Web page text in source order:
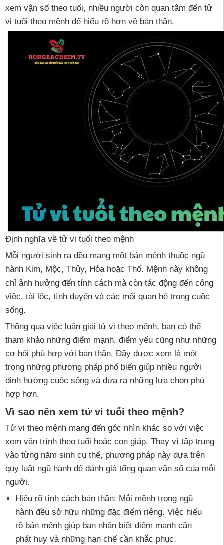
xem vận số theo tuổi, nhiều người còn quan tâm đến tử
vi tuổi theo mệnh để hiểu rõ hơn về bản thân.
Định nghĩa về tử vi tuổi theo mệnh
Mỗi người sinh ra đều mang một bản mệnh thuộc ngũ
hành Kim, Mộc, Thủy, Hỏa hoặc Thổ. Mệnh này không
chỉ ảnh hưởng đến tính cách mà còn tác động đến công
việc, tài lộc, tình duyên và các mối quan hệ trong cuộc
sống.
Thông qua việc luận giải tử vi theo mệnh, bạn có thể
tham khảo những điểm mạnh, điểm yếu cũng như những
cơ hội phù hợp với bản thân. Đây được xem là một
trong những phương pháp phổ biến giúp nhiều người
định hướng cuộc sống và đưa ra những lựa chọn phù
hợp hơn.
Vì sao nên xem tử vi tuổi theo mệnh?
Tử vi theo mệnh mang đến góc nhìn khác so với việc
xem vận trình theo tuổi hoặc con giáp. Thay vì tập trung
vào từng năm sinh cụ thể, phương pháp này dựa trên
quy luật ngũ hành để đánh giá tổng quan vận số của mỗi
người.
Hiểu rõ tính cách bản thân: Mỗi mệnh trong ngũ
hành đều sở hữu những đặc điểm riêng. Việc hiểu
rõ bản mệnh giúp bạn nhận biết điểm mạnh cần
phát huy và những hạn chế cần khắc phục.